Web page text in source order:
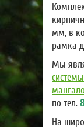
мм, в
рамка
Мы
по тел.
На